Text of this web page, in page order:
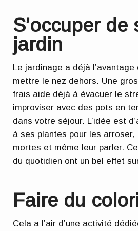
S’occuper de
jardin
Le jardinage a déjà
mettre le nez dehors. Une
frais aide déjà à évacuer le
improviser avec des pots en
dans votre séjour. L’idée est
à ses plantes pour les
mortes et même leur parler.
du quotidien ont un bel effet
Faire du
Cela a l’air d’une activité